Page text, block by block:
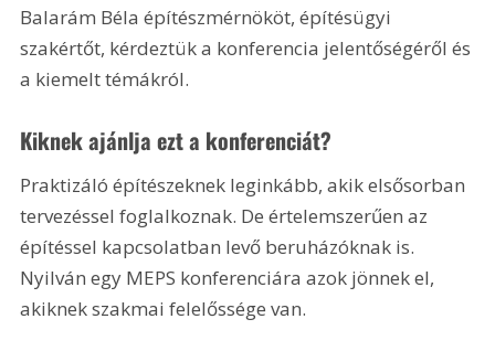
Balarám Béla építészmérnököt, építésügyi
szakértőt, kérdeztük a konferencia jelentőségéről és
a kiemelt témákról.
Kiknek ajánlja ezt a konferenciát?
Praktizáló építészeknek leginkább, akik elsősorban
tervezéssel foglalkoznak. De értelemszerűen az
építéssel kapcsolatban levő beruházóknak is.
Nyilván egy MEPS konferenciára azok jönnek el,
akiknek szakmai felelőssége van.